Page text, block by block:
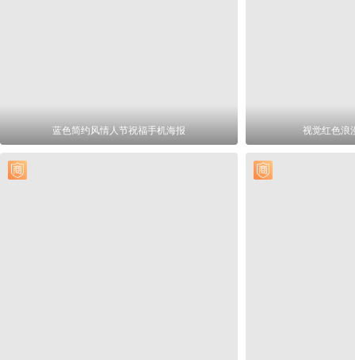
蓝色简约风情人节祝福手机海报 视觉红色浪